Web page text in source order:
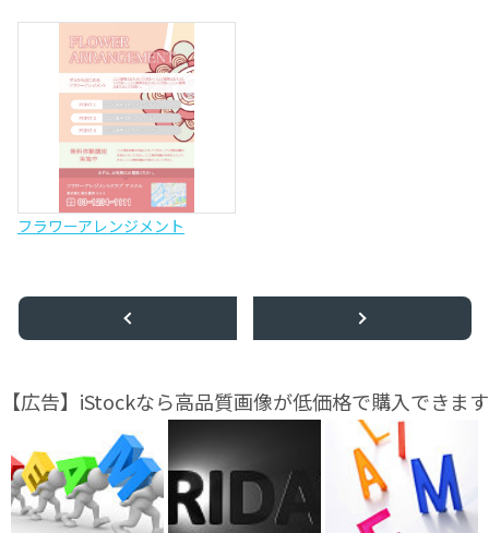
フラワーアレンジメント
【広告】iStockなら高品質画像が低価格で購入できます